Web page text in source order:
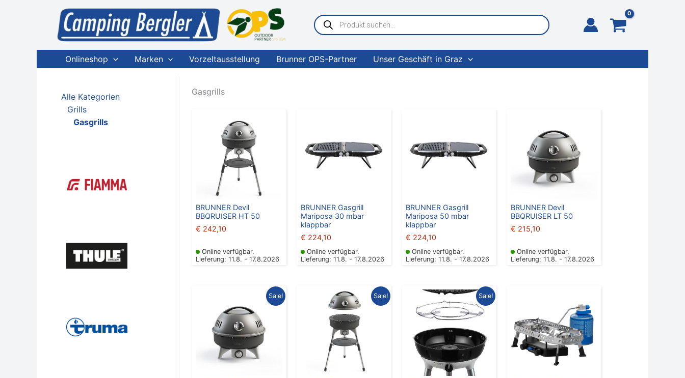
Products
search
Onlineshop Marken Vorzeltausstellung Brunner OPS-Partner Unser Geschäft in Graz
Alle Kategorien
Grills
Gasgrills
Gasgrills
BRUNNER Devil
BBQRUISER HT 50
€ 242,10
Online verfügbar.
Lieferung: 11.8. - 17.8.2026
BRUNNER Gasgrill
Mariposa 30 mbar
klappbar
€ 224,10
Online verfügbar.
Lieferung: 11.8. - 17.8.2026
BRUNNER Gasgrill
Mariposa 50 mbar
klappbar
€ 224,10
Online verfügbar.
Lieferung: 11.8. - 17.8.2026
BRUNNER Devil
BBQRUISER LT 50
€ 215,10
Online verfügbar.
Lieferung: 11.8. - 17.8.2026
Sale!
Ursprünglicher
war:
€ 215,10
Aktueller
Preis
€ 99,00.
Sale!
Ursprünglicher
Preis
war:
€ 242,10
Aktueller
Preis
Sale!
Ursprünglicher
war:
€ 229,00
Aktueller
Preis
ist:
€ 189,00.